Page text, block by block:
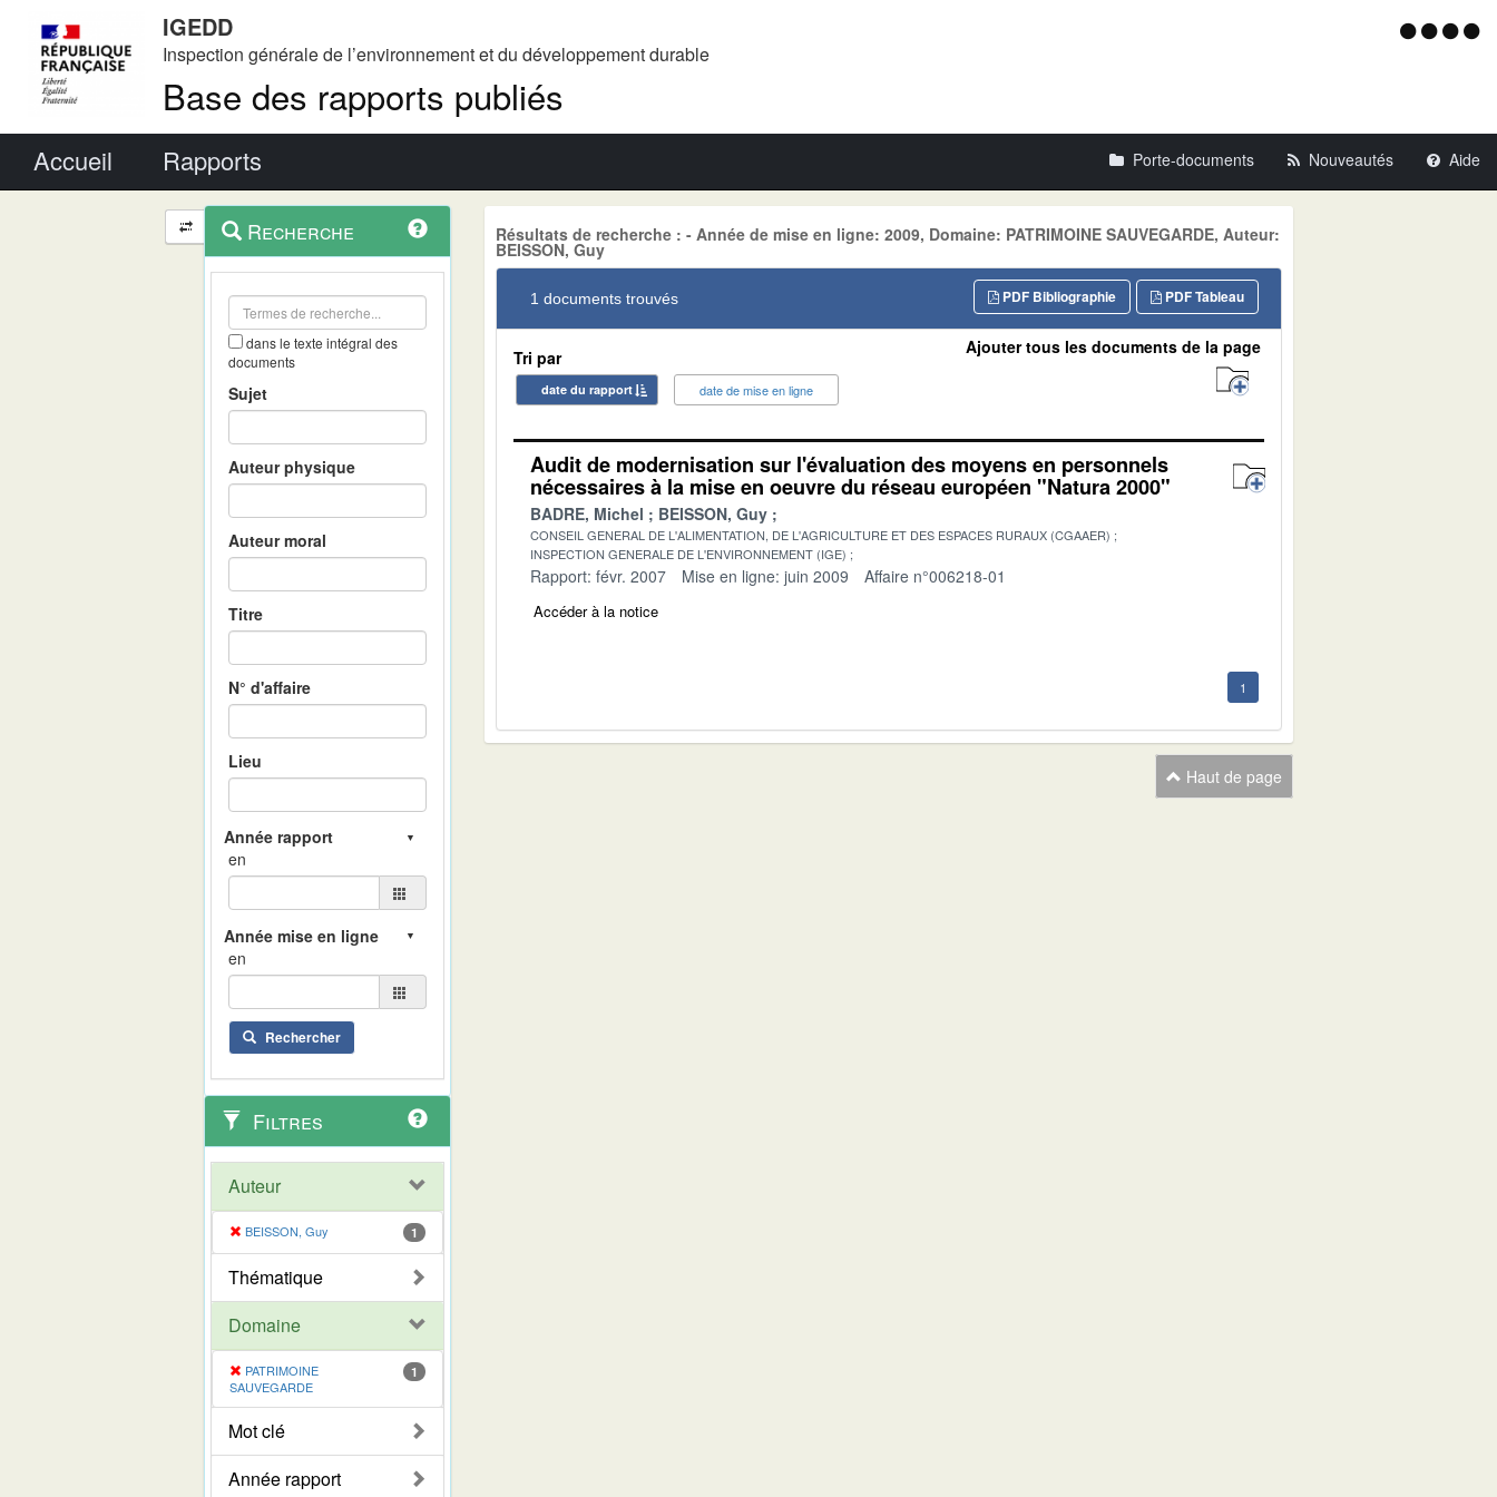
IGEDD
Inspection générale de l’environnement et du développement durable
Base des rapports publiés
Menu
Accueil Rapports Porte-documents Nouveautés Aide
Navigation
et
outils
contextuel
Recherche
dans le texte intégral des
documents
Sujet
Auteur physique
Auteur moral
Titre
N° d'affaire
Lieu
en
en
Rechercher
Filtres
Auteur
BEISSON, Guy 1
Thématique
Domaine
PATRIMOINE
SAUVEGARDE
1
Mot clé
Année rapport
Résultats de recherche : - Année de mise en ligne: 2009, Domaine: PATRIMOINE SAUVEGARDE, Auteur:
BEISSON, Guy
1 documents trouvés PDF Tableau
PDF Bibliographie
Tri par
date du rapport date de mise en ligne
Ajouter tous les documents de la page
Audit de modernisation sur l'évaluation des moyens en personnels
nécessaires à la mise en oeuvre du réseau européen "Natura 2000"
BADRE, Michel BEISSON, Guy
CONSEIL GENERAL DE L'ALIMENTATION, DE L'AGRICULTURE ET DES ESPACES RURAUX (CGAAER)
INSPECTION GENERALE DE L'ENVIRONNEMENT (IGE)
Rapport: févr. 2007 Mise en ligne: juin 2009 Affaire n°006218-01
Accéder à la notice
1
Haut de page